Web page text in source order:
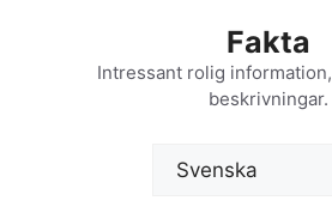
Fakta
Intressant rolig
beskrivningar.
Välj